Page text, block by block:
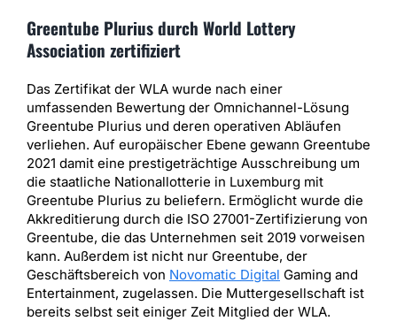
Greentube Plurius durch World Lottery
Association zertifiziert
Das Zertifikat der WLA wurde nach einer
umfassenden Bewertung der Omnichannel-Lösung
Greentube Plurius und deren operativen Abläufen
verliehen. Auf europäischer Ebene gewann Greentube
2021 damit eine prestigeträchtige Ausschreibung um
die staatliche Nationallotterie in Luxemburg mit
Greentube Plurius zu beliefern. Ermöglicht wurde die
Akkreditierung durch die ISO 27001-Zertifizierung von
Greentube, die das Unternehmen seit 2019 vorweisen
kann. Außerdem ist nicht nur Greentube, der
Geschäftsbereich von Novomatic Digital Gaming and
Entertainment, zugelassen. Die Muttergesellschaft ist
bereits selbst seit einiger Zeit Mitglied der WLA.